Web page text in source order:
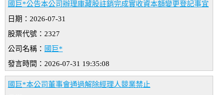
國巨*公告本公司辦理庫藏股註銷完成實收資本額變更登記事宜
日期：2026-07-31
股票代號：2327
公司名稱： 國巨*
發言時間：2026-07-31 19:35:08
國巨*本公司董事會通過解除經理人競業禁止